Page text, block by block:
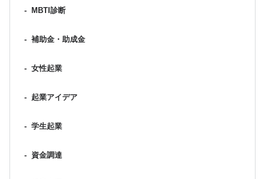
- MBTI診断
- 補助金・助成金
- 女性起業
- 起業アイデア
- 学生起業
- 資金調達